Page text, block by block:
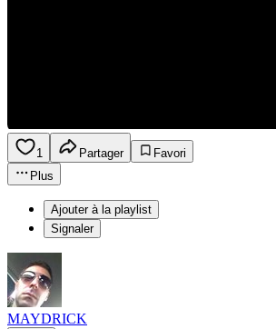
1 Partager
Favori
Plus
Ajouter à la playlist
Signaler
MAYDRICK